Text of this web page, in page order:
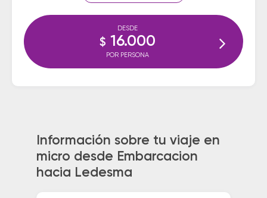
DESDE
$ 16.000
POR PERSONA
Información sobre tu viaje en
micro desde Embarcacion
hacia Ledesma